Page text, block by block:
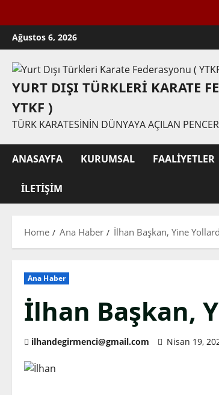
Skip
to
content
Ağustos 6, 2026
YURT DIŞI TÜRKLERI KARATE
YTKF )
TÜRK KARATESININ DÜNYAYA AÇILAN
ANASAYFA KURUMSAL FAALIYETLER
İLETIŞIM
Home Ana Haber İlhan Başkan, Yine
Ana Haber
İlhan Başkan,
ilhandegirmenci@gmail.com Nisan 19,